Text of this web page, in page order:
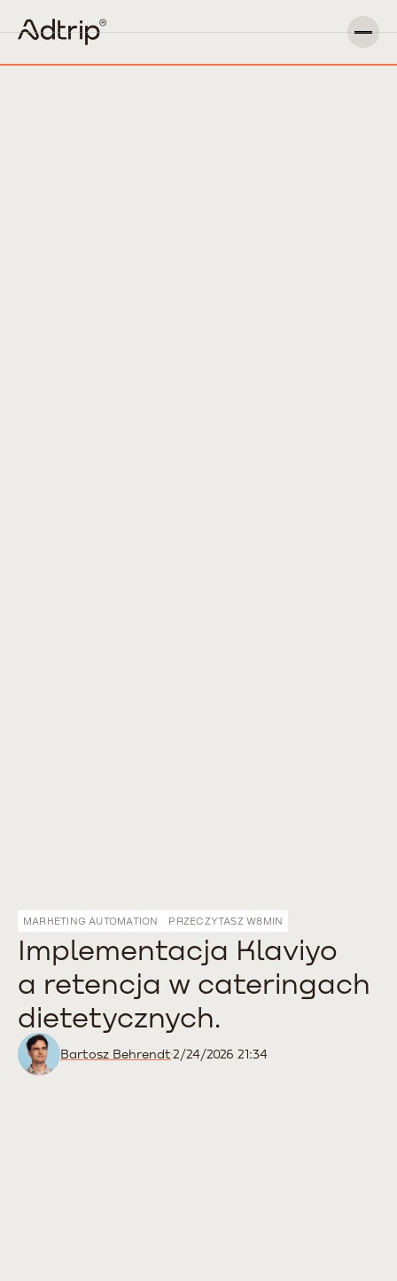
MARKETING AUTOMATION PRZECZYTASZ W8MIN
Implementacja Klaviyo
a retencja w cateringach
dietetycznych.
Bartosz Behrendt2/24/2026 21:34